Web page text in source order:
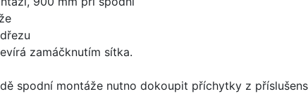
zamáčknutím sítka.
spodní montáže nutno dokoupit příchytky z